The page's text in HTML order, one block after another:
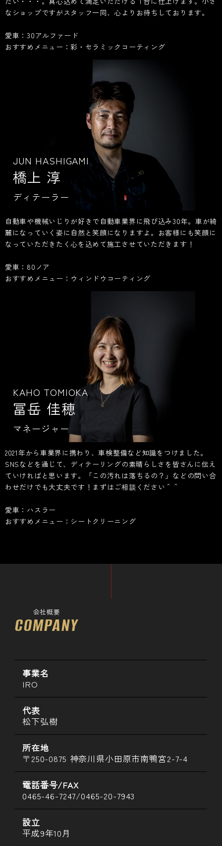
なショップですがスタッフ一同、心よりお待ちしております。
愛車：30アルファード
おすすめメニュー：彩・セラミックコーティング
JUN HASHIGAMI
橋上 淳
ディテーラー
自動車や機械いじりが好きで自動車業界に飛び込み30年。車が綺
麗になっていく姿に自然と笑顔になりますよ。お客様にも笑顔に
なっていただきたく心を込めて施工させていただきます！
愛車：80ノア
おすすめメニュー：ウィンドウコーティング
KAHO TOMIOKA
冨岳 佳穂
マネージャー
2021年から車業界に携わり、車検整備など知識をつけました。
SNSなどを通じて、ディテーリングの素晴らしさを皆さんに伝え
ていければと思います。「この汚れは落ちるの？」などの問い合
わせだけでも大丈夫です！まずはご相談ください＾＾
愛車：ハスラー
おすすめメニュー：シートクリーニング
会社概要
COMPANY
事業名
IRO
代表
松下弘樹
所在地
〒250-0875 神奈川県小田原市南鴨宮2-7-4
電話番号/FAX
0465-46-7247/0465-20-7943
設立
平成9年10月